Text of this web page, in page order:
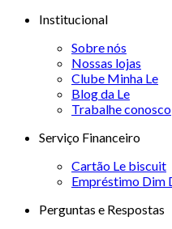
Institucional
Sobre nós
Nossas lojas
Clube Minha Le
Blog da Le
Trabalhe conosco
Serviço Financeiro
Cartão Le biscuit
Empréstimo Dim
Perguntas e Respostas